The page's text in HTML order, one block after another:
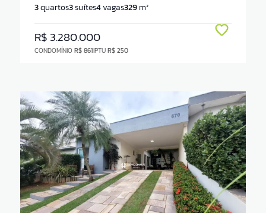
3quartos3suítes4vagas329m²
R$ 3.280.000
CONDOMÍNIOR$ 861IPTUR$ 250